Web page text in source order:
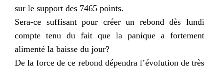
sur le support des 7465 points.
Sera-ce suffisant pour créer un rebond dès lundi
compte tenu du fait que la panique a fortement
alimenté la baisse du jour?
De la force de ce rebond dépendra l’évolution de très